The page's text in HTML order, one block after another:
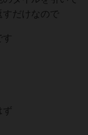
だけなので
ず